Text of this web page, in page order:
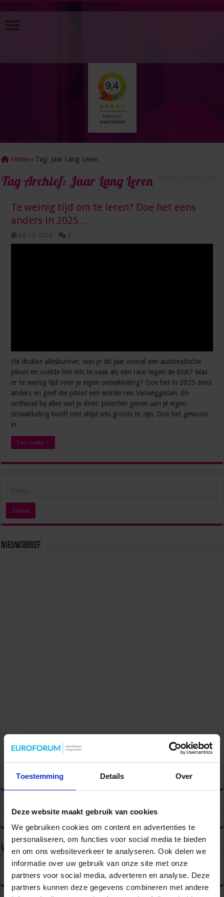
Toestemming Details Over
Deze website maakt gebruik van cookies
We gebruiken cookies om content en advertenties te
personaliseren, om functies voor social media te bieden
en om ons websiteverkeer te analyseren. Ook delen we
informatie over uw gebruik van onze site met onze
partners voor social media, adverteren en analyse. Deze
partners kunnen deze gegevens combineren met andere
Home » Tag: Jaar Lang Leren
Tag Archief: Jaar Lang Leren
Te weinig tijd om te leren? Doe het eens
anders in 2025…
juli 13, 2024 0
Hé drukke alleskunner, was je dit jaar vooral een automatische
piloot en voelde het iets te vaak als een race tegen de klok? Was
er te weinig tijd voor je eigen ontwikkeling? Doe het in 2025 eens
anders en geef die piloot een enkele reis Verweggistan. En
onthoud bij alles wat je doet: prioriteit geven aan je eigen
ontwikkeling hoeft niet altijd iets groots te zijn. Doe het gewoon
in …
Lees verder »
Nieuwsbrief
Volg ons via